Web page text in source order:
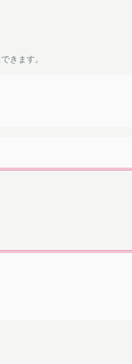
きます。